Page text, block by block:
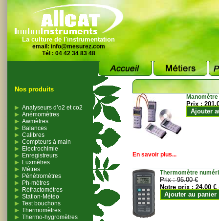
La culture de l'instrumentation
email: info@mesurez.com
Tél : 04 42 34 83 48
Nos produits
Analyseurs d’o2 et co2
Anémomètres
Awmètres
Balances
Calibres
Compteurs à main
Electrochimie
Enregistreurs
Luxmètres
Mètres
Pénétromètres
Ph-mètres
Réfractomètres
Station-Météo
Test bouchons
Thermomètres
Thermo-hygromètres
Prix :
Ajouter
En savoir plus...
Thermomètre
Prix :95.00 €
Notre prix :24.00 €
Ajouter au panier